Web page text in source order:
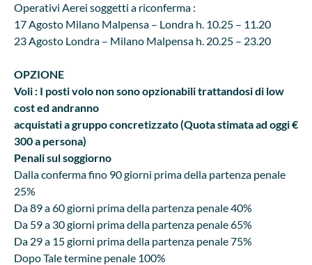
Operativi Aerei soggetti a riconferma :
17 Agosto Milano Malpensa – Londra h. 10.25 – 11.20
23 Agosto Londra – Milano Malpensa h. 20.25 – 23.20
OPZIONE
Voli : I posti volo non sono opzionabili trattandosi di low
cost ed andranno
acquistati a gruppo concretizzato (Quota stimata ad oggi €
300 a persona)
Penali sul soggiorno
Dalla conferma fino 90 giorni prima della partenza penale
25%
Da 89 a 60 giorni prima della partenza penale 40%
Da 59 a 30 giorni prima della partenza penale 65%
Da 29 a 15 giorni prima della partenza penale 75%
Dopo Tale termine penale 100%